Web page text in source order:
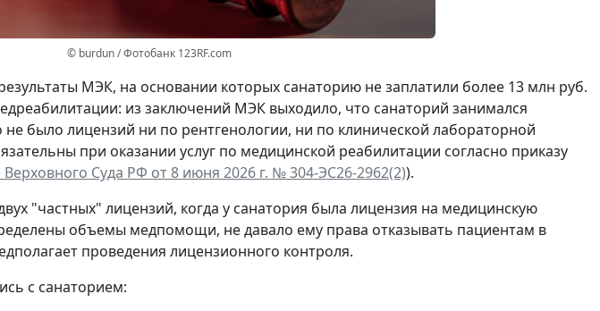
© burdun / Фотобанк 123RF.com
МЭК, на основании которых санаторию не заплатили более 13 млн руб.
из заключений МЭК выходило, что санаторий занимался
было лицензий ни по рентгенологии, ни по клинической лабораторной
при оказании услуг по медицинской реабилитации согласно приказу
Суда РФ от 8 июня 2026 г. № 304-ЭС26-2962(2)).
"частных" лицензий, когда у санатория была лицензия на медицинскую
объемы медпомощи, не давало ему права отказывать пациентам в
проведения лицензионного контроля.
с санаторием: